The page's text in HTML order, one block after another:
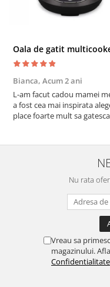
Bianca, Acum 2 ani
L-am facut cadou mamei
a fost cea mai inspirata
place foarte mult sa
cratita...ma gandesc serios
cumpar si eu! Recomand
Nu rata
Vreau sa
magazinului.
Confidentialitate